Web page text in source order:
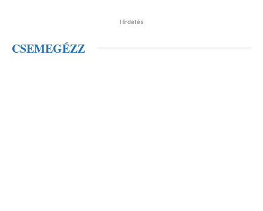
Hirdetés
CSEMEGÉZZ